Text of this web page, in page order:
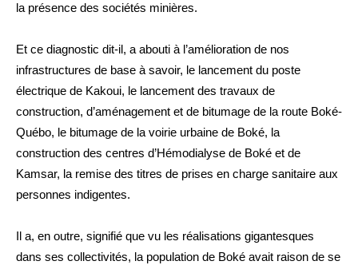
la présence des sociétés minières.
Et ce diagnostic dit-il, a abouti à l’amélioration de nos
infrastructures de base à savoir, le lancement du poste
électrique de Kakoui, le lancement des travaux de
construction, d’aménagement et de bitumage de la route Boké-
Québo, le bitumage de la voirie urbaine de Boké, la
construction des centres d’Hémodialyse de Boké et de
Kamsar, la remise des titres de prises en charge sanitaire aux
personnes indigentes.
Il a, en outre, signifié que vu les réalisations gigantesques
dans ses collectivités, la population de Boké avait raison de se